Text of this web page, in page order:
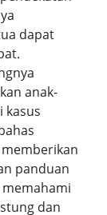
dapat
anak-
kasus
panduan
dan